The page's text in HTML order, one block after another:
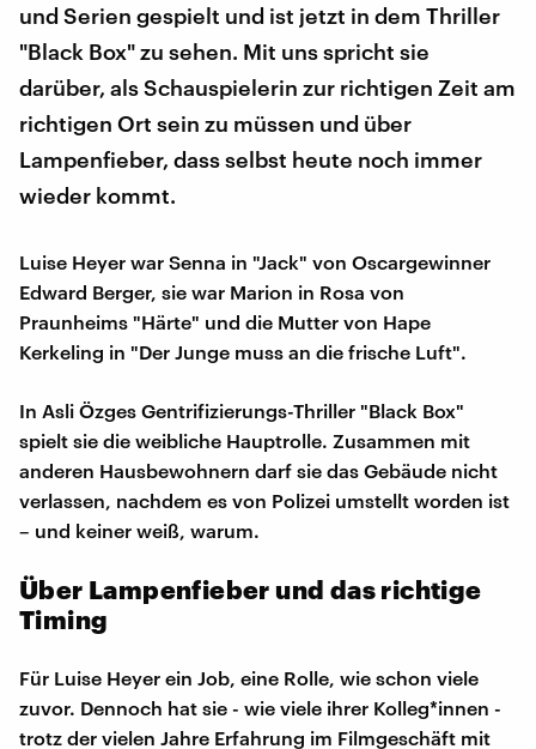
und Serien gespielt und ist jetzt in dem Thriller
"Black Box" zu sehen. Mit uns spricht sie
darüber, als Schauspielerin zur richtigen Zeit am
richtigen Ort sein zu müssen und über
Lampenfieber, dass selbst heute noch immer
wieder kommt.
Luise Heyer war Senna in "Jack" von Oscargewinner
Edward Berger, sie war Marion in Rosa von
Praunheims "Härte" und die Mutter von Hape
Kerkeling in "Der Junge muss an die frische Luft".
In Asli Özges Gentrifizierungs-Thriller "Black Box"
spielt sie die weibliche Hauptrolle. Zusammen mit
anderen Hausbewohnern darf sie das Gebäude nicht
verlassen, nachdem es von Polizei umstellt worden ist
– und keiner weiß, warum.
Über Lampenfieber und das richtige
Timing
Für Luise Heyer ein Job, eine Rolle, wie schon viele
zuvor. Dennoch hat sie - wie viele ihrer Kolleg*innen -
trotz der vielen Jahre Erfahrung im Filmgeschäft mit